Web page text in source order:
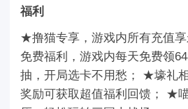
福利
★撸猫专享，游戏内所有充值
免费福利，游戏内每天免费领
抽，开局选卡不用愁； ★壕礼
奖励可获取超值福利回馈； ★